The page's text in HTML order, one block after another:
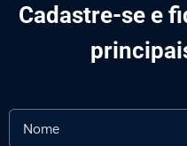
Cadastre-se e